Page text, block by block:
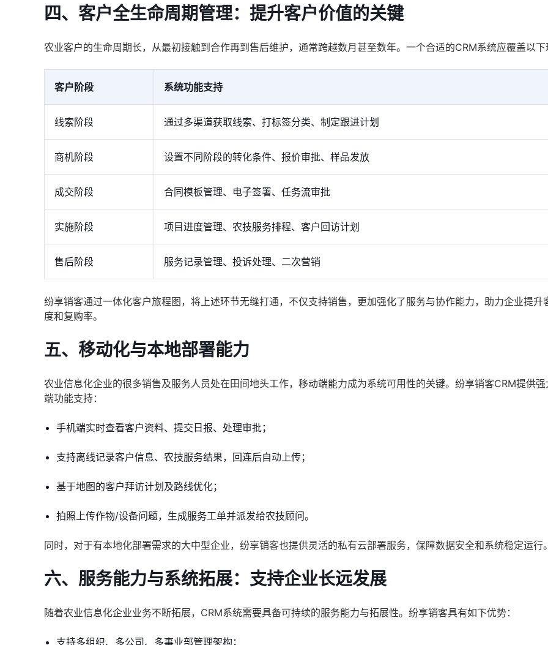
四、客户全生命周期管理：提升客户价值的关键
农业客户的生命周期长，从最初接触到合作再到售后维护，通常跨越数月甚至数年。一个合适的CRM系统应覆盖以
客户阶段 系统功能支持
线索阶段 通过多渠道获取线索、打标签分类、制定跟进计划
商机阶段 设置不同阶段的转化条件、报价审批、样品发放
成交阶段 合同模板管理、电子签署、任务流审批
实施阶段 项目进度管理、农技服务排程、客户回访计划
售后阶段 服务记录管理、投诉处理、二次营销
纷享销客通过一体化客户旅程图，将上述环节无缝打通，不仅支持销售，更加强化了服务与协作能力，助力企业提升
度和复购率。
五、移动化与本地部署能力
农业信息化企业的很多销售及服务人员处在田间地头工作，移动端能力成为系统可用性的关键。纷享销客CRM提供
端功能支持：
手机端实时查看客户资料、提交日报、处理审批；
支持离线记录客户信息、农技服务结果，回连后自动上传；
基于地图的客户拜访计划及路线优化；
拍照上传作物/设备问题，生成服务工单并派发给农技顾问。
同时，对于有本地化部署需求的大中型企业，纷享销客也提供灵活的私有云部署服务，保障数据安全和系统稳定运行
六、服务能力与系统拓展：支持企业长远发展
随着农业信息化企业业务不断拓展，CRM系统需要具备可持续的服务能力与拓展性。纷享销客具有如下优势：
支持多组织、多公司、多事业部管理架构；